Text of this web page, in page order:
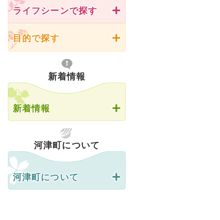
ライフシーンで探す
目的で探す
新着情報
新着情報
河津町について
河津町について